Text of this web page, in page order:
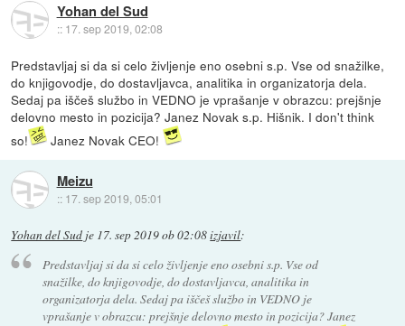
Yohan del Sud
:: 17. sep 2019, 02:08
Predstavljaj si da si celo življenje eno osebni s.p. Vse od snažilke,
do knjigovodje, do dostavljavca, analitika in organizatorja dela.
Sedaj pa iščeš službo in VEDNO je vprašanje v obrazcu: prejšnje
delovno mesto in pozicija? Janez Novak s.p. Hišnik. I don't think
so!
Janez Novak CEO!
Meizu
:: 17. sep 2019, 05:01
Yohan del Sud je 17. sep 2019 ob 02:08izjavil:
Predstavljaj si da si celo življenje eno osebni s.p. Vse od
snažilke, do knjigovodje, do dostavljavca, analitika in
organizatorja dela. Sedaj pa iščeš službo in VEDNO je
vprašanje v obrazcu: prejšnje delovno mesto in pozicija? Janez